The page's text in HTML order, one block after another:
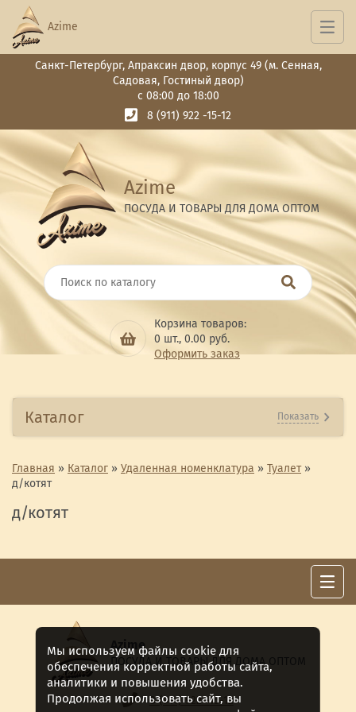
Санкт-Петербург, Апраксин двор, корпус 49 (м. Сенная,
Садовая, Гостиный двор)
с 08:00 до 18:00
8 (911) 922 -15-12
Azime
ПОСУДА И ТОВАРЫ ДЛЯ ДОМА ОПТОМ
Корзина товаров:
0 шт., 0.00 руб.
Оформить заказ
Azime
Каталог Показать
Главная » Каталог » Удаленная номенклатура » Туалет»
д/котят
д/котят
Azime
ПОСУДА И ТОВАРЫ ДЛЯ ДОМА ОПТОМ
8 (911) 922 -15-12
Мы используем файлы cookie для
обеспечения корректной работы сайта,
аналитики и повышения удобства.
Продолжая использовать сайт, вы